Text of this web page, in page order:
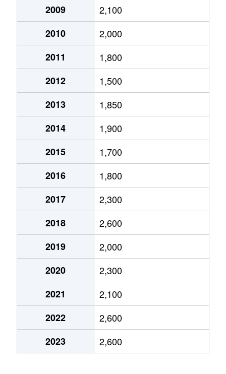
2,500万円
小野原東
2,400万円
小野原東
1,800万円
小野原東
2,000万円
彩都粟生南
3,200万円
4,700万円
船場西
4,700万円
船場西
4,600万円
船場西
3,400万円
船場西
4,800万円
船場西
3,600万円
船場西
4,600万円
船場西
3,200万円
船場西
3,800万円
船場西
4,600万円
2009
2,100
2010
2,000
2011
1,800
2012
1,500
2013
1,850
2014
1,900
2015
1,700
2016
1,800
2017
2,300
2018
2,600
2019
2,000
2020
2,300
2021
2,100
2022
2,600
2023
2,600